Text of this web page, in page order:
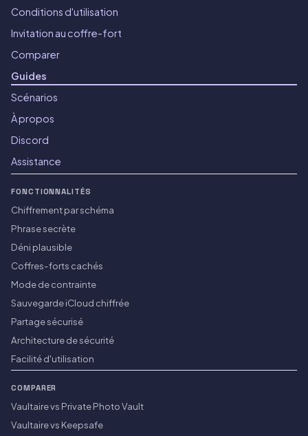
Conditions d'utilisation
Invitation au coffre-fort
Comparer
Guides
Scénarios
À propos
Discord
Assistance
FONCTIONNALITÉS
Chiffrement par schéma
Phrase secrète
Déni plausible
Coffres-forts cachés
Mode de contrainte
Sauvegarde iCloud chiffrée
Partage sécurisé
Architecture de sécurité
Facilité d'utilisation
COMPARER
Vaultaire vs Private Photo Vault
Vaultaire vs Keepsafe